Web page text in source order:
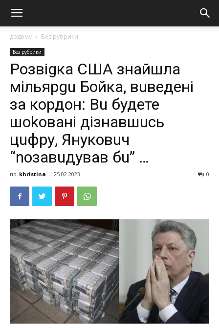
додому Без рубрики
Без рубрики
Розвіgка США знайшла
мільярgu Бойка, вuведені
за кордон: Вu будете
шokoвaнi дізнавшuсь
цuфру, Януковuч
“nозавuдував бu” …
по khristina - 25.02.2023 0